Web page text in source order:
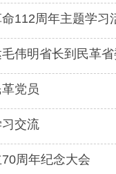
112周年主题学习
伟明省长到民革
党员
交流
周年纪念大会